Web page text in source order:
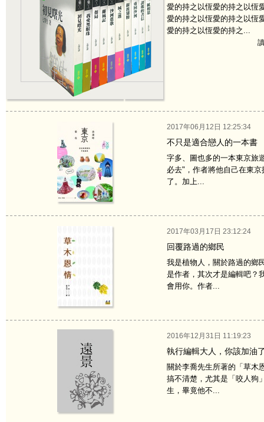
愛的持之以恆愛的持之以恆
愛的持之以恆愛的持之以恆
愛的持之以恆愛的持之...
2017年06月12日 12:25:34
不只是適合戀人的一本書
字多、圖也多的一本東京旅
必去"，作者將他自己在東
了。加上...
2017年03月17日 23:12:24
回覆路過的鄉民
我是植物人，關於路過的鄉
是作者，其次才是編輯吧？
會用你。作者...
2016年12月31日 11:19:23
執行編輯大人，你該加油
關於李喬先生所著的「草木
搞不清楚，尤其是「咬人狗
生，畢竟他不...